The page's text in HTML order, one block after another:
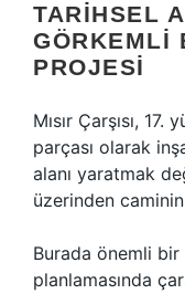
TARIHSEL
GÖRKEMLI
PROJESI
Mısır Çarşısı,
parçası olarak
alanı yaratmak
üzerinden
Burada önemli bir
planlamasında